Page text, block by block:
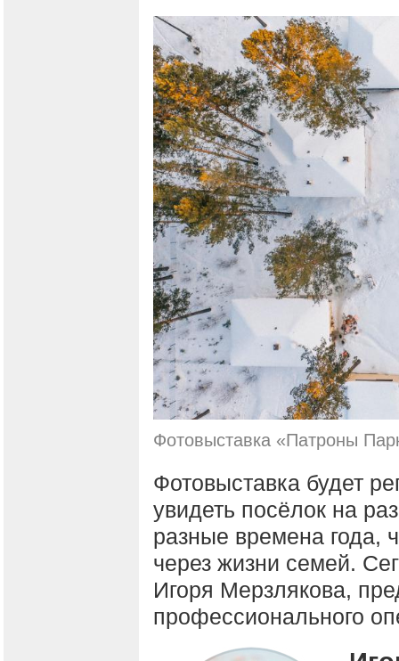
Фотовыставка «Патроны
Фотовыставка будет
увидеть посёлок на
разные времена года,
через жизни семей.
Игоря Мерзлякова,
профессионального